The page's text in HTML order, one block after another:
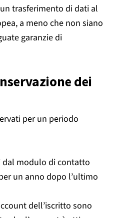
trasferimento di dati al
a meno che non siano
garanzie di
dei
per un periodo
dal modulo di contatto
un anno dopo l’ultimo
dell’iscritto sono